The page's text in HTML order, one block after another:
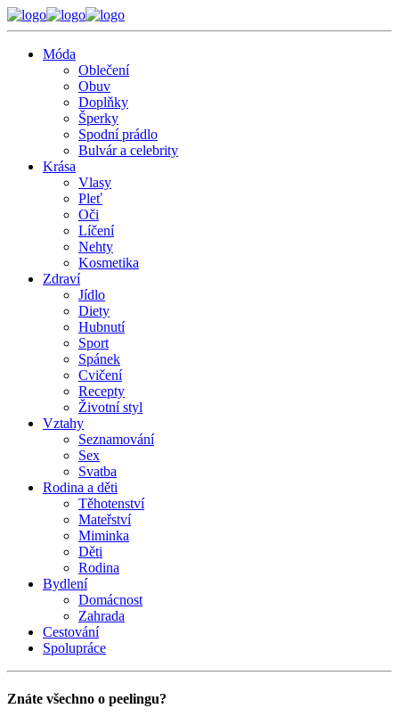
Móda
Oblečení
Obuv
Doplňky
Šperky
Spodní prádlo
Bulvár a celebrity
Krása
Vlasy
Pleť
Oči
Líčení
Nehty
Kosmetika
Zdraví
Jídlo
Diety
Hubnutí
Sport
Spánek
Cvičení
Recepty
Životní styl
Vztahy
Seznamování
Sex
Svatba
Rodina a děti
Těhotenství
Mateřství
Miminka
Děti
Rodina
Bydlení
Domácnost
Zahrada
Cestování
Spolupráce
Znáte všechno o peelingu?